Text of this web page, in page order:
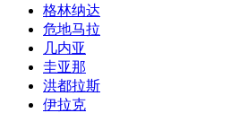
格林纳达
危地马拉
几内亚
圭亚那
洪都拉斯
伊拉克